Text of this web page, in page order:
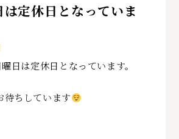
定休日となっていま
日は定休日となっています。
待ちしています